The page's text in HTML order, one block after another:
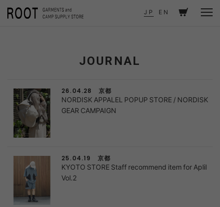
JP EN
TOP JOURNAL JOURNAL - 京都
JOURNAL
26.04.28 京都
NORDISK APPALEL POPUP STORE / NORDISK
GEAR CAMPAIGN
25.04.19 京都
KYOTO STORE Staff recommend item for Aplil
Vol.2